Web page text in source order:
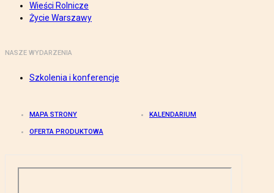
Wieści Rolnicze
Życie Warszawy
NASZE WYDARZENIA
Szkolenia i konferencje
MAPA STRONY KALENDARIUM
OFERTA PRODUKTOWA